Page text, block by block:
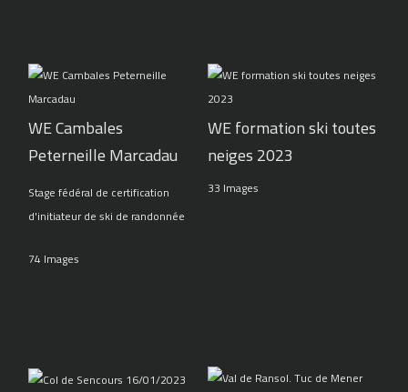
WE Cambales
Peterneille Marcadau
Stage fédéral de certification
d'initiateur de ski de randonnée
74 Images
WE formation ski toutes
neiges 2023
33 Images